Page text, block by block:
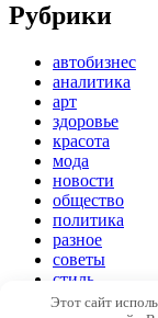
Рубрики
автобизнес
аналитика
арт
здоровье
красота
мода
новости
общество
политика
разное
советы
стиль
экономика
Этот сайт